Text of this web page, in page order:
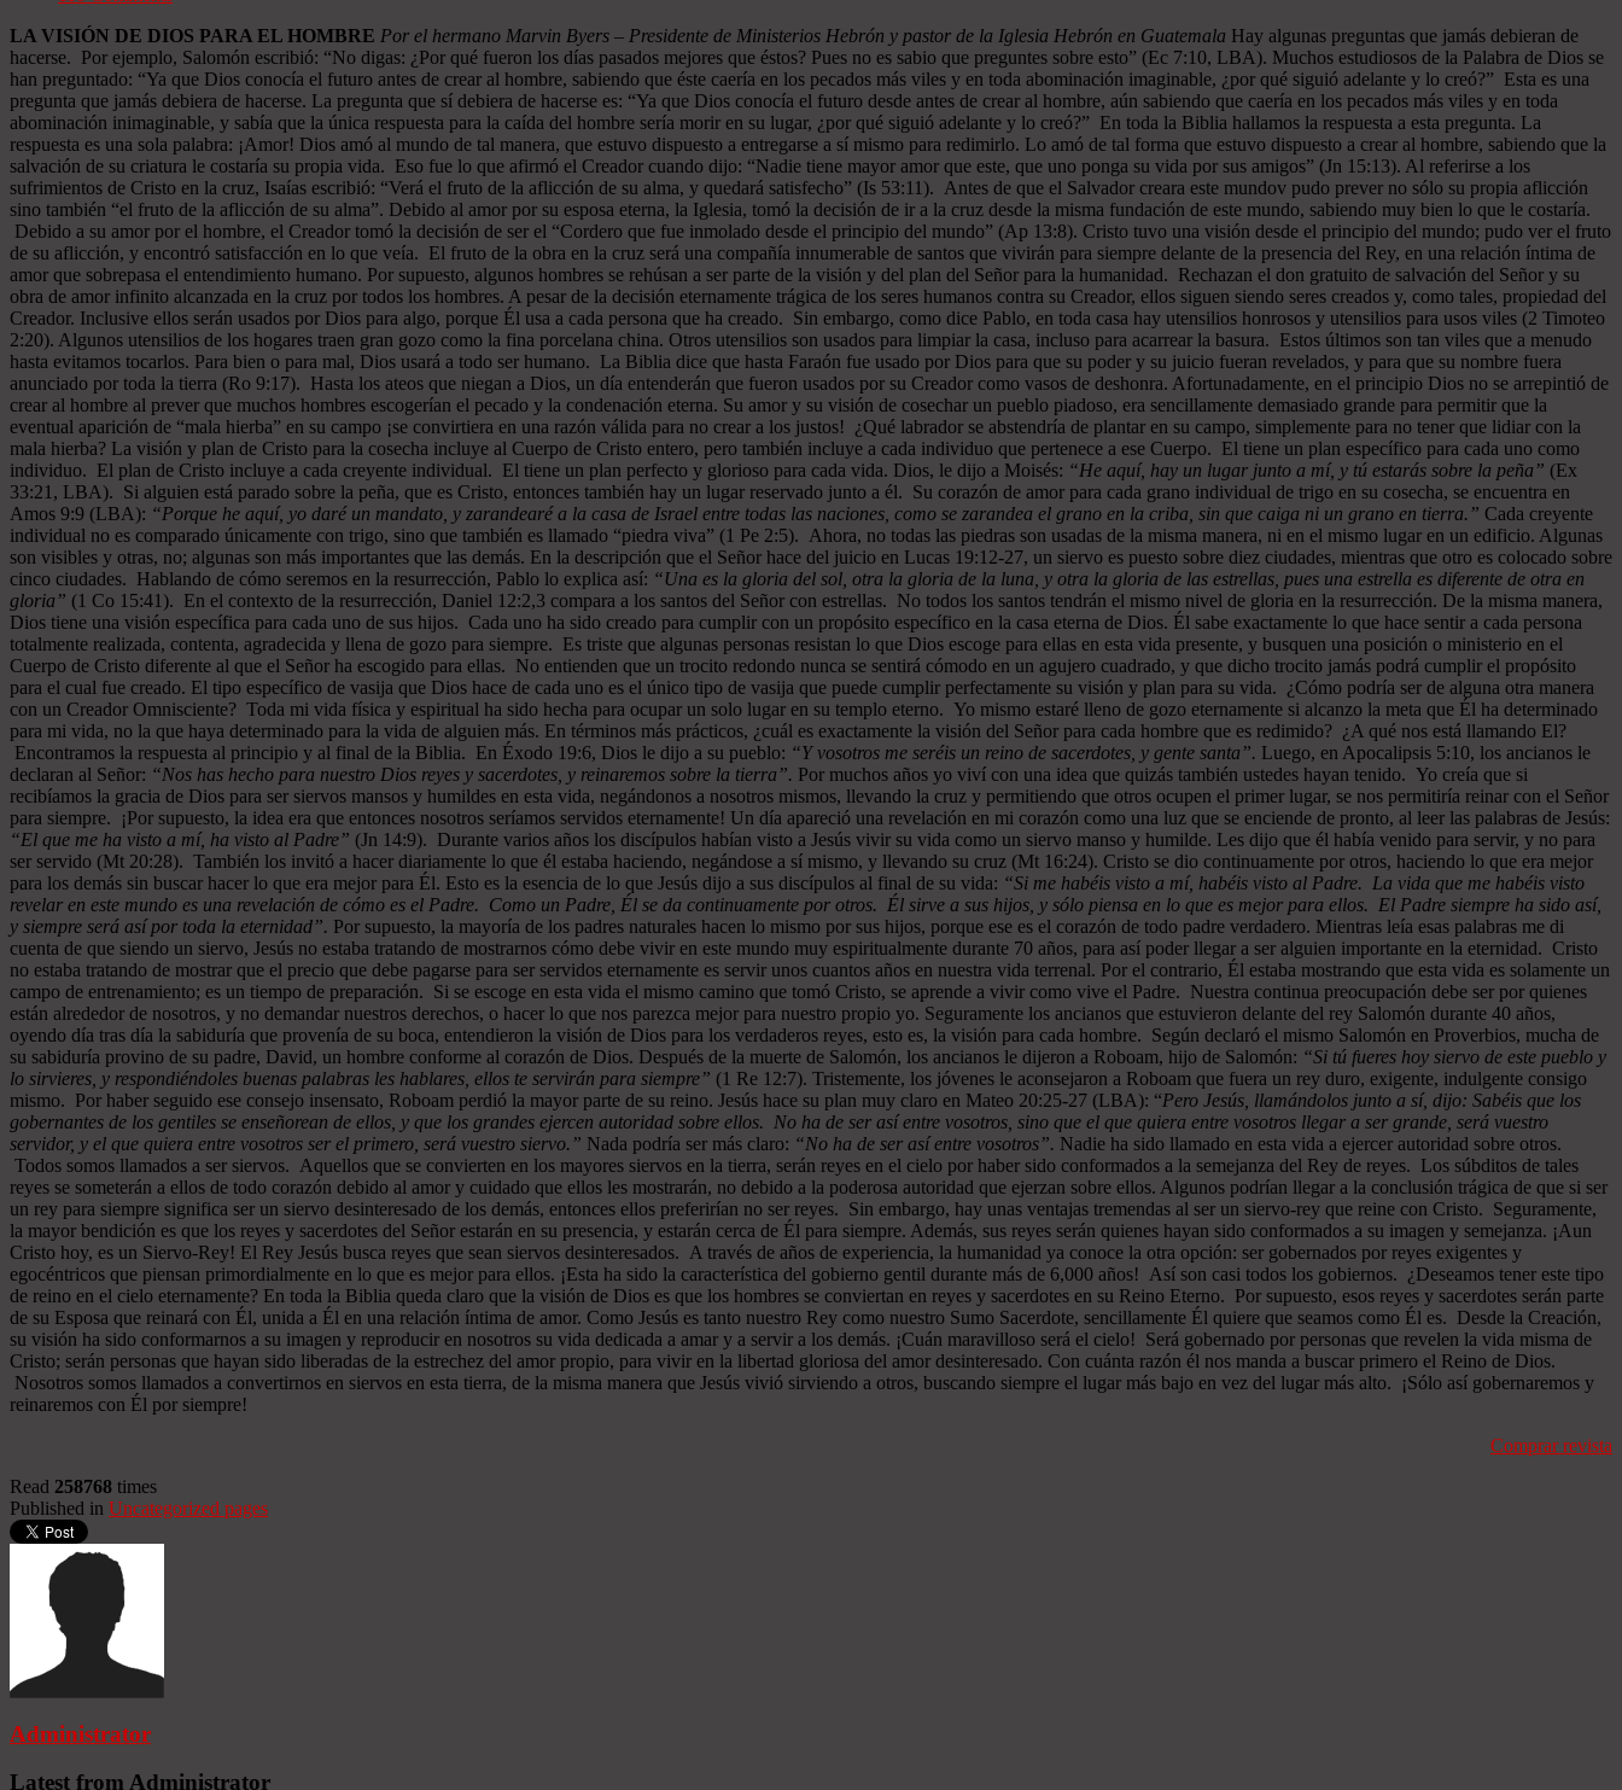
LA VISIÓN DE DIOS PARA EL HOMBRE Por el hermano Marvin Byers – Presidente de Ministerios Hebrón y pastor de la Iglesia Hebrón en Guatemala Hay algunas preguntas que jamás debieran de
hacerse. Por ejemplo, Salomón escribió: “No digas: ¿Por qué fueron los días pasados mejores que éstos? Pues no es sabio que preguntes sobre esto” (Ec 7:10, LBA). Muchos estudiosos de la Palabra de Dios se
han preguntado: “Ya que Dios conocía el futuro antes de crear al hombre, sabiendo que éste caería en los pecados más viles y en toda abominación imaginable, ¿por qué siguió adelante y lo creó?” Esta es una
pregunta que jamás debiera de hacerse. La pregunta que sí debiera de hacerse es: “Ya que Dios conocía el futuro desde antes de crear al hombre, aún sabiendo que caería en los pecados más viles y en toda
abominación inimaginable, y sabía que la única respuesta para la caída del hombre sería morir en su lugar, ¿por qué siguió adelante y lo creó?” En toda la Biblia hallamos la respuesta a esta pregunta. La
respuesta es una sola palabra: ¡Amor! Dios amó al mundo de tal manera, que estuvo dispuesto a entregarse a sí mismo para redimirlo. Lo amó de tal forma que estuvo dispuesto a crear al hombre, sabiendo que la
salvación de su criatura le costaría su propia vida. Eso fue lo que afirmó el Creador cuando dijo: “Nadie tiene mayor amor que este, que uno ponga su vida por sus amigos” (Jn 15:13). Al referirse a los
sufrimientos de Cristo en la cruz, Isaías escribió: “Verá el fruto de la aflicción de su alma, y quedará satisfecho” (Is 53:11). Antes de que el Salvador creara este mundov pudo prever no sólo su propia aflicción
sino también “el fruto de la aflicción de su alma”. Debido al amor por su esposa eterna, la Iglesia, tomó la decisión de ir a la cruz desde la misma fundación de este mundo, sabiendo muy bien lo que le costaría.
Debido a su amor por el hombre, el Creador tomó la decisión de ser el “Cordero que fue inmolado desde el principio del mundo” (Ap 13:8). Cristo tuvo una visión desde el principio del mundo; pudo ver el fruto
de su aflicción, y encontró satisfacción en lo que veía. El fruto de la obra en la cruz será una compañía innumerable de santos que vivirán para siempre delante de la presencia del Rey, en una relación íntima de
amor que sobrepasa el entendimiento humano. Por supuesto, algunos hombres se rehúsan a ser parte de la visión y del plan del Señor para la humanidad. Rechazan el don gratuito de salvación del Señor y su
obra de amor infinito alcanzada en la cruz por todos los hombres. A pesar de la decisión eternamente trágica de los seres humanos contra su Creador, ellos siguen siendo seres creados y, como tales, propiedad del
Creador. Inclusive ellos serán usados por Dios para algo, porque Él usa a cada persona que ha creado. Sin embargo, como dice Pablo, en toda casa hay utensilios honrosos y utensilios para usos viles (2 Timoteo
2:20). Algunos utensilios de los hogares traen gran gozo como la fina porcelana china. Otros utensilios son usados para limpiar la casa, incluso para acarrear la basura. Estos últimos son tan viles que a menudo
hasta evitamos tocarlos. Para bien o para mal, Dios usará a todo ser humano. La Biblia dice que hasta Faraón fue usado por Dios para que su poder y su juicio fueran revelados, y para que su nombre fuera
anunciado por toda la tierra (Ro 9:17). Hasta los ateos que niegan a Dios, un día entenderán que fueron usados por su Creador como vasos de deshonra. Afortunadamente, en el principio Dios no se arrepintió de
crear al hombre al prever que muchos hombres escogerían el pecado y la condenación eterna. Su amor y su visión de cosechar un pueblo piadoso, era sencillamente demasiado grande para permitir que la
eventual aparición de “mala hierba” en su campo ¡se convirtiera en una razón válida para no crear a los justos! ¿Qué labrador se abstendría de plantar en su campo, simplemente para no tener que lidiar con la
mala hierba? La visión y plan de Cristo para la cosecha incluye al Cuerpo de Cristo entero, pero también incluye a cada individuo que pertenece a ese Cuerpo. El tiene un plan específico para cada uno como
individuo. El plan de Cristo incluye a cada creyente individual. El tiene un plan perfecto y glorioso para cada vida. Dios, le dijo a Moisés: “He aquí, hay un lugar junto a mí, y tú estarás sobre la peña” (Ex
33:21, LBA). Si alguien está parado sobre la peña, que es Cristo, entonces también hay un lugar reservado junto a él. Su corazón de amor para cada grano individual de trigo en su cosecha, se encuentra en
Amos 9:9 (LBA): “Porque he aquí, yo daré un mandato, y zarandearé a la casa de Israel entre todas las naciones, como se zarandea el grano en la criba, sin que caiga ni un grano en tierra.” Cada creyente
individual no es comparado únicamente con trigo, sino que también es llamado “piedra viva” (1 Pe 2:5). Ahora, no todas las piedras son usadas de la misma manera, ni en el mismo lugar en un edificio. Algunas
son visibles y otras, no; algunas son más importantes que las demás. En la descripción que el Señor hace del juicio en Lucas 19:12-27, un siervo es puesto sobre diez ciudades, mientras que otro es colocado sobre
cinco ciudades. Hablando de cómo seremos en la resurrección, Pablo lo explica así: “Una es la gloria del sol, otra la gloria de la luna, y otra la gloria de las estrellas, pues una estrella es diferente de otra en
gloria” (1 Co 15:41). En el contexto de la resurrección, Daniel 12:2,3 compara a los santos del Señor con estrellas. No todos los santos tendrán el mismo nivel de gloria en la resurrección. De la misma manera,
Dios tiene una visión específica para cada uno de sus hijos. Cada uno ha sido creado para cumplir con un propósito específico en la casa eterna de Dios. Él sabe exactamente lo que hace sentir a cada persona
totalmente realizada, contenta, agradecida y llena de gozo para siempre. Es triste que algunas personas resistan lo que Dios escoge para ellas en esta vida presente, y busquen una posición o ministerio en el
Cuerpo de Cristo diferente al que el Señor ha escogido para ellas. No entienden que un trocito redondo nunca se sentirá cómodo en un agujero cuadrado, y que dicho trocito jamás podrá cumplir el propósito
para el cual fue creado. El tipo específico de vasija que Dios hace de cada uno es el único tipo de vasija que puede cumplir perfectamente su visión y plan para su vida. ¿Cómo podría ser de alguna otra manera
con un Creador Omnisciente? Toda mi vida física y espiritual ha sido hecha para ocupar un solo lugar en su templo eterno. Yo mismo estaré lleno de gozo eternamente si alcanzo la meta que Él ha determinado
para mi vida, no la que haya determinado para la vida de alguien más. En términos más prácticos, ¿cuál es exactamente la visión del Señor para cada hombre que es redimido? ¿A qué nos está llamando El?
Encontramos la respuesta al principio y al final de la Biblia. En Éxodo 19:6, Dios le dijo a su pueblo: “Y vosotros me seréis un reino de sacerdotes, y gente santa”. Luego, en Apocalipsis 5:10, los ancianos le
declaran al Señor: “Nos has hecho para nuestro Dios reyes y sacerdotes, y reinaremos sobre la tierra”. Por muchos años yo viví con una idea que quizás también ustedes hayan tenido. Yo creía que si
recibíamos la gracia de Dios para ser siervos mansos y humildes en esta vida, negándonos a nosotros mismos, llevando la cruz y permitiendo que otros ocupen el primer lugar, se nos permitiría reinar con el Señor
para siempre. ¡Por supuesto, la idea era que entonces nosotros seríamos servidos eternamente! Un día apareció una revelación en mi corazón como una luz que se enciende de pronto, al leer las palabras de Jesús:
“El que me ha visto a mí, ha visto al Padre” (Jn 14:9). Durante varios años los discípulos habían visto a Jesús vivir su vida como un siervo manso y humilde. Les dijo que él había venido para servir, y no para
ser servido (Mt 20:28). También los invitó a hacer diariamente lo que él estaba haciendo, negándose a sí mismo, y llevando su cruz (Mt 16:24). Cristo se dio continuamente por otros, haciendo lo que era mejor
para los demás sin buscar hacer lo que era mejor para Él. Esto es la esencia de lo que Jesús dijo a sus discípulos al final de su vida: “Si me habéis visto a mí, habéis visto al Padre. La vida que me habéis visto
revelar en este mundo es una revelación de cómo es el Padre. Como un Padre, Él se da continuamente por otros. Él sirve a sus hijos, y sólo piensa en lo que es mejor para ellos. El Padre siempre ha sido así,
y siempre será así por toda la eternidad”. Por supuesto, la mayoría de los padres naturales hacen lo mismo por sus hijos, porque ese es el corazón de todo padre verdadero. Mientras leía esas palabras me di
cuenta de que siendo un siervo, Jesús no estaba tratando de mostrarnos cómo debe vivir en este mundo muy espiritualmente durante 70 años, para así poder llegar a ser alguien importante en la eternidad. Cristo
no estaba tratando de mostrar que el precio que debe pagarse para ser servidos eternamente es servir unos cuantos años en nuestra vida terrenal. Por el contrario, Él estaba mostrando que esta vida es solamente un
campo de entrenamiento; es un tiempo de preparación. Si se escoge en esta vida el mismo camino que tomó Cristo, se aprende a vivir como vive el Padre. Nuestra continua preocupación debe ser por quienes
están alrededor de nosotros, y no demandar nuestros derechos, o hacer lo que nos parezca mejor para nuestro propio yo. Seguramente los ancianos que estuvieron delante del rey Salomón durante 40 años,
oyendo día tras día la sabiduría que provenía de su boca, entendieron la visión de Dios para los verdaderos reyes, esto es, la visión para cada hombre. Según declaró el mismo Salomón en Proverbios, mucha de
su sabiduría provino de su padre, David, un hombre conforme al corazón de Dios. Después de la muerte de Salomón, los ancianos le dijeron a Roboam, hijo de Salomón: “Si tú fueres hoy siervo de este pueblo y
lo sirvieres, y respondiéndoles buenas palabras les hablares, ellos te servirán para siempre” (1 Re 12:7). Tristemente, los jóvenes le aconsejaron a Roboam que fuera un rey duro, exigente, indulgente consigo
mismo. Por haber seguido ese consejo insensato, Roboam perdió la mayor parte de su reino. Jesús hace su plan muy claro en Mateo 20:25-27 (LBA): “Pero Jesús, llamándolos junto a sí, dijo: Sabéis que los
gobernantes de los gentiles se enseñorean de ellos, y que los grandes ejercen autoridad sobre ellos. No ha de ser así entre vosotros, sino que el que quiera entre vosotros llegar a ser grande, será vuestro
servidor, y el que quiera entre vosotros ser el primero, será vuestro siervo.” Nada podría ser más claro: “No ha de ser así entre vosotros”. Nadie ha sido llamado en esta vida a ejercer autoridad sobre otros.
Todos somos llamados a ser siervos. Aquellos que se convierten en los mayores siervos en la tierra, serán reyes en el cielo por haber sido conformados a la semejanza del Rey de reyes. Los súbditos de tales
reyes se someterán a ellos de todo corazón debido al amor y cuidado que ellos les mostrarán, no debido a la poderosa autoridad que ejerzan sobre ellos. Algunos podrían llegar a la conclusión trágica de que si ser
un rey para siempre significa ser un siervo desinteresado de los demás, entonces ellos preferirían no ser reyes. Sin embargo, hay unas ventajas tremendas al ser un siervo-rey que reine con Cristo. Seguramente,
la mayor bendición es que los reyes y sacerdotes del Señor estarán en su presencia, y estarán cerca de Él para siempre. Además, sus reyes serán quienes hayan sido conformados a su imagen y semejanza. ¡Aun
Cristo hoy, es un Siervo-Rey! El Rey Jesús busca reyes que sean siervos desinteresados. A través de años de experiencia, la humanidad ya conoce la otra opción: ser gobernados por reyes exigentes y
egocéntricos que piensan primordialmente en lo que es mejor para ellos. ¡Esta ha sido la característica del gobierno gentil durante más de 6,000 años! Así son casi todos los gobiernos. ¿Deseamos tener este tipo
de reino en el cielo eternamente? En toda la Biblia queda claro que la visión de Dios es que los hombres se conviertan en reyes y sacerdotes en su Reino Eterno. Por supuesto, esos reyes y sacerdotes serán parte
de su Esposa que reinará con Él, unida a Él en una relación íntima de amor. Como Jesús es tanto nuestro Rey como nuestro Sumo Sacerdote, sencillamente Él quiere que seamos como Él es. Desde la Creación,
su visión ha sido conformarnos a su imagen y reproducir en nosotros su vida dedicada a amar y a servir a los demás. ¡Cuán maravilloso será el cielo! Será gobernado por personas que revelen la vida misma de
Cristo; serán personas que hayan sido liberadas de la estrechez del amor propio, para vivir en la libertad gloriosa del amor desinteresado. Con cuánta razón él nos manda a buscar primero el Reino de Dios.
Nosotros somos llamados a convertirnos en siervos en esta tierra, de la misma manera que Jesús vivió sirviendo a otros, buscando siempre el lugar más bajo en vez del lugar más alto. ¡Sólo así gobernaremos y
reinaremos con Él por siempre!
Comprar revista
Read 258768 times
Published in Uncategorized pages
Administrator
Latest from Administrator